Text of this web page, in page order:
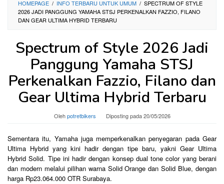
HOMEPAGE / INFO TERBARU UNTUK UMUM / SPECTRUM OF STYLE
2026 JADI PANGGUNG YAMAHA STSJ PERKENALKAN FAZZIO, FILANO
DAN GEAR ULTIMA HYBRID TERBARU
Spectrum of Style 2026 Jadi
Panggung Yamaha STSJ
Perkenalkan Fazzio, Filano dan
Gear Ultima Hybrid Terbaru
Olehpotretbikers Diposting pada20/05/2026
Sementara itu, Yamaha juga memperkenalkan penyegaran pada Gear
Ultima Hybrid yang kini hadir dengan tipe baru, yakni Gear Ultima
Hybrid Solid. Tipe ini hadir dengan konsep dual tone color yang berani
dan modern melalui pilihan warna Solid Orange dan Solid Blue, dengan
harga Rp23.064.000 OTR Surabaya.